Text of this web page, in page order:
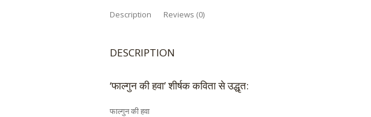
Description Reviews (0)
DESCRIPTION
‘फाल्गुन की हवा’ शीर्षक कविता से उद्धृत:
फाल्गुन की हवा